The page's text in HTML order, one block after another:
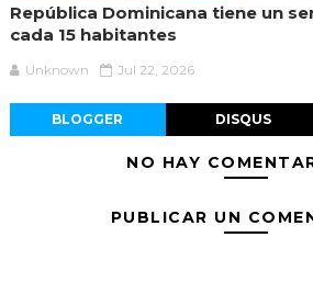
República Dominicana tiene un
cada 15 habitantes
Unknown Jul 22, 2026
BLOGGER DISQUS
NO HAY
PUBLICAR UN